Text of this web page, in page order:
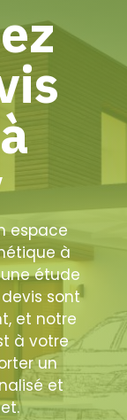
espace
à
étude
sont
et notre
à votre
un
et